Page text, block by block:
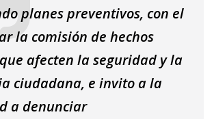
planes preventivos, con el
la comisión de hechos
afecten la seguridad y la
ciudadana, e invito a la
a denunciar